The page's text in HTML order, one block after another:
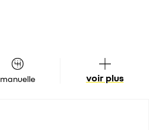
manuelle voir plus